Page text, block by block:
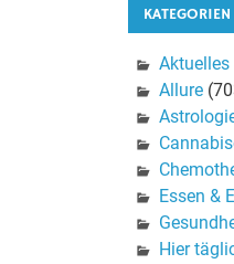
KATEGORIEN
Aktuelles
Allure
Essen &
Hier